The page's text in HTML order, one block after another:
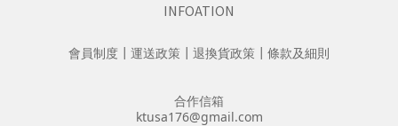
INFOATION
會員制度 ┃ 運送政策 ┃ 退換貨政策 ┃ 條款及細則
合作信箱
ktusa176@gmail.com